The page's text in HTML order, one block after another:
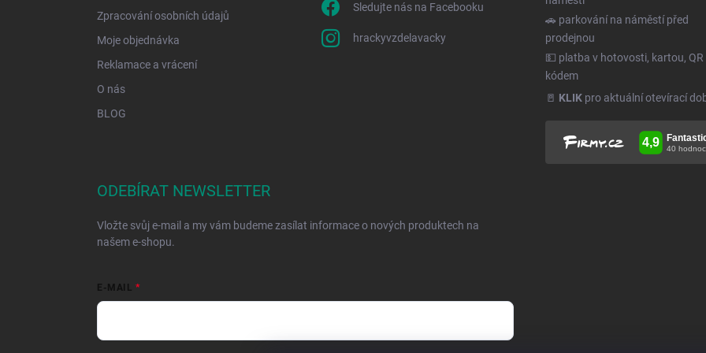
Zpracování osobních údajů
Moje objednávka
Reklamace a vrácení
O nás
BLOG
Sledujte nás na Facebooku
hrackyvzdelavacky
🚗 parkování na náměstí před
prodejnou
💵 platba v hotovosti, kartou, QR
kódem
🚪 KLIK pro aktuální otevírací
ODEBÍRAT NEWSLETTER
Vložte svůj e-mail a my vám budeme zasílat informace o nových produktech na
našem e-shopu.
E-MAIL